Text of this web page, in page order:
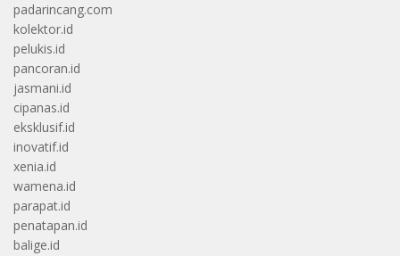
padarincang.com
kolektor.id
pelukis.id
pancoran.id
jasmani.id
cipanas.id
eksklusif.id
inovatif.id
xenia.id
wamena.id
parapat.id
penatapan.id
balige.id